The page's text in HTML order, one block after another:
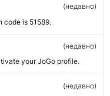
code is 51589.
недавно
your JoGo profile.
недавно
недавно